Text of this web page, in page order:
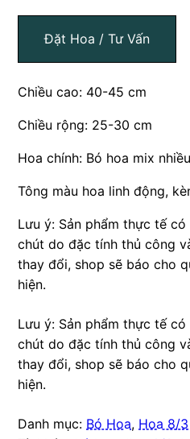
Đặt Hoa / Tư Vấn
Chiều cao: 40-45 cm
Chiều rộng: 25-30 cm
Hoa chính: Bó hoa mix
Tông màu hoa linh động,
Lưu ý: Sản phẩm thực tế
chút do đặc tính thủ công
thay đổi, shop sẽ báo cho
hiện.
Lưu ý: Sản phẩm thực tế
chút do đặc tính thủ công
thay đổi, shop sẽ báo cho
hiện.
Danh mục: Bó Hoa, Hoa 8/3